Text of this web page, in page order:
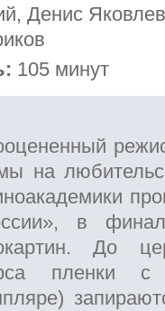
Денис
105 минут
на
в
До